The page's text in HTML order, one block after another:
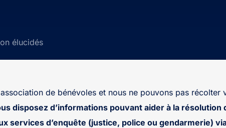
passionné(e) par les cold cases
un futur adhérent ou bénévole
journaliste
Devenir bénévole
Contact
élucidés
de bénévoles et nous ne pouvons pas récolter
disposez d’informations pouvant aider à la résolution
services d’enquête (justice, police ou gendarmerie)